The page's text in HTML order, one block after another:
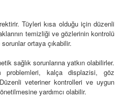
Tüyleri kısa olduğu için düzenli
temizliği ve gözlerinin kontrolü
ortaya çıkabilir.
sağlık sorunlarına yatkın olabilirler.
problemleri, kalça displazisi, göz
veteriner kontrolleri ve uygun
yardımcı olabilir.